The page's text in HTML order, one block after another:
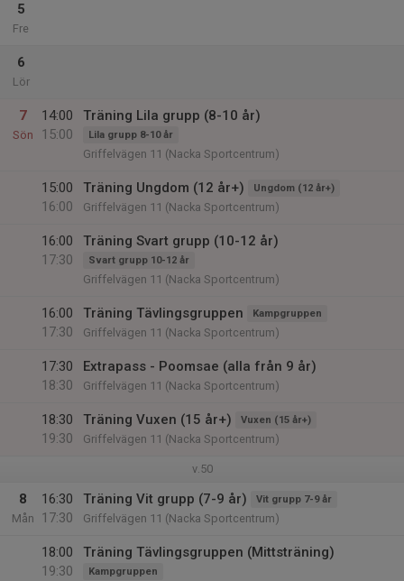
5
Fre
6
Lör
7
Sön
14:00
15:00
Träning Lila grupp (8-10 år)
Lila grupp 8-10 år
Griffelvägen 11 (Nacka Sportcentrum)
15:00
16:00
Träning Ungdom (12 år+) Ungdom (12 år+)
Griffelvägen 11 (Nacka Sportcentrum)
16:00
17:30
Träning Svart grupp (10-12 år)
Svart grupp 10-12 år
Griffelvägen 11 (Nacka Sportcentrum)
16:00
17:30
Träning Tävlingsgruppen Kampgruppen
Griffelvägen 11 (Nacka Sportcentrum)
17:30
18:30
Extrapass - Poomsae (alla från 9 år)
Griffelvägen 11 (Nacka Sportcentrum)
18:30
19:30
Träning Vuxen (15 år+) Vuxen (15 år+)
Griffelvägen 11 (Nacka Sportcentrum)
v.50
8
Mån
16:30
17:30
Träning Vit grupp (7-9 år) Vit grupp 7-9 år
Griffelvägen 11 (Nacka Sportcentrum)
18:00
19:30
Träning Tävlingsgruppen (Mittsträning)
Kampgruppen